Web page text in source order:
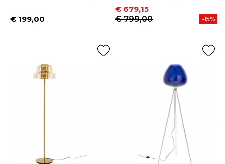
Prijs
€ 199,00
Prijs
€ 679,15
Normale prijs
€ 799,00
-15%